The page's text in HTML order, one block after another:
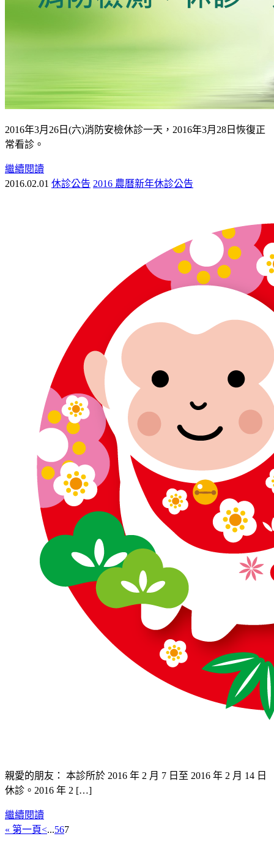
2016年3月26日(六)消防安檢休診一天，2016年3月28日恢復正
常看診。
繼續閱讀
2016.02.01 休診公告 2016 農曆新年休診公告
親愛的朋友： 本診所於 2016 年 2 月 7 日至 2016 年 2 月 14 日
休診。2016 年 2 […]
繼續閱讀
« 第一頁<...567